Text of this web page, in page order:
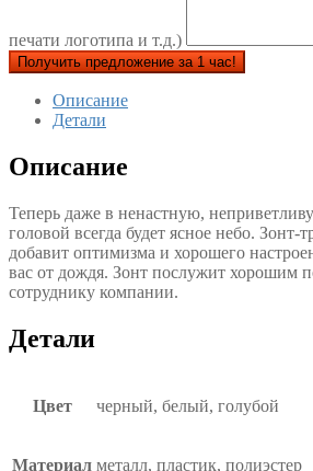
печати логотипа и т.д.)
Получить предложение за 1 час!
Описание
Детали
Описание
Теперь даже в ненастную,
головой всегда будет ясное небо. Зонт-
добавит оптимизма и хорошего
вас от дождя. Зонт послужит хорошим
сотруднику компании.
Детали
Цвет черный, белый, голубой
Материал металл, пластик, полиэстер